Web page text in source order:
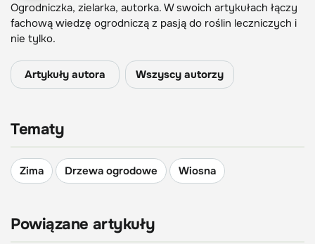
Ogrodniczka, zielarka, autorka. W swoich artykułach łączy
fachową wiedzę ogrodniczą z pasją do roślin leczniczych i
nie tylko.
Artykuły autora Wszyscy autorzy
Tematy
Zima Drzewa ogrodowe Wiosna
Powiązane artykuły